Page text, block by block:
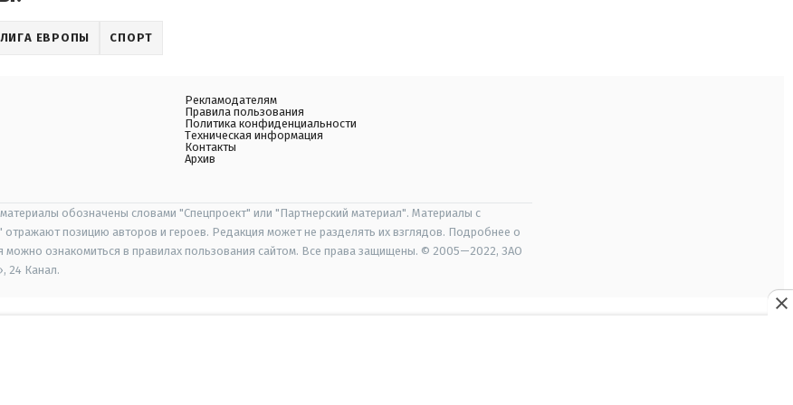
ЛИГА ЕВРОПЫ СПОРТ
Рекламодателям
Правила пользования
Политика конфиденциальности
Техническая информация
Контакты
Архив
обозначены словами "Спецпроект" или "Партнерский материал". Материалы с
отражают позицию авторов и героев. Редакция может не разделять их взглядов. Подробнее о
можно ознакомиться в правилах пользования сайтом. Все права защищены. © 2005—2022, ЗАО
24 Канал.